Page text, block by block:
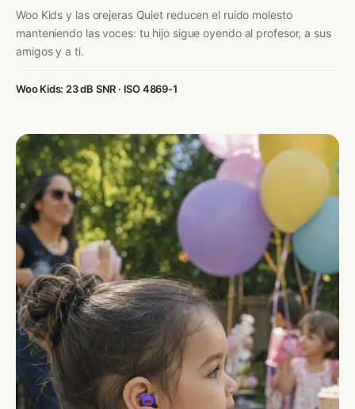
Woo Kids y las orejeras Quiet reducen el ruido molesto
manteniendo las voces: tu hijo sigue oyendo al profesor, a sus
amigos y a ti.
Woo Kids: 23 dB SNR · ISO 4869-1